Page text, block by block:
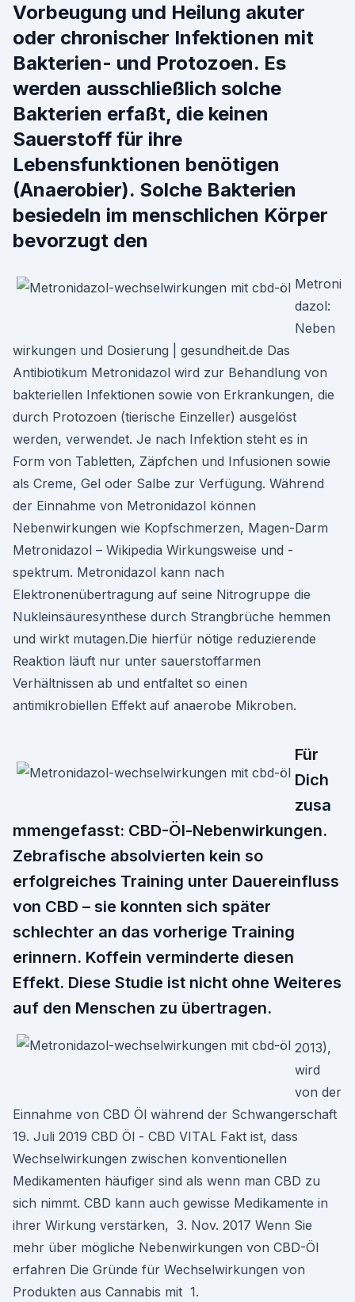
Vorbeugung und Heilung akuter
oder chronischer Infektionen mit
Bakterien- und Protozoen. Es
werden ausschließlich solche
Bakterien erfaßt, die keinen
Sauerstoff für ihre
Lebensfunktionen benötigen
(Anaerobier). Solche Bakterien
besiedeln im menschlichen Körper
bevorzugt den
Metroni
dazol:
Neben
wirkungen und Dosierung | gesundheit.de Das
Antibiotikum Metronidazol wird zur Behandlung von
bakteriellen Infektionen sowie von Erkrankungen, die
durch Protozoen (tierische Einzeller) ausgelöst
werden, verwendet. Je nach Infektion steht es in
Form von Tabletten, Zäpfchen und Infusionen sowie
als Creme, Gel oder Salbe zur Verfügung. Während
der Einnahme von Metronidazol können
Nebenwirkungen wie Kopfschmerzen, Magen-Darm
Metronidazol – Wikipedia Wirkungsweise und -
spektrum. Metronidazol kann nach
Elektronenübertragung auf seine Nitrogruppe die
Nukleinsäuresynthese durch Strangbrüche hemmen
und wirkt mutagen.Die hierfür nötige reduzierende
Reaktion läuft nur unter sauerstoffarmen
Verhältnissen ab und entfaltet so einen
antimikrobiellen Effekt auf anaerobe Mikroben.
Für
Dich
zusa
mmengefasst: CBD-Öl-Nebenwirkungen.
Zebrafische absolvierten kein so
erfolgreiches Training unter Dauereinfluss
von CBD – sie konnten sich später
schlechter an das vorherige Training
erinnern. Koffein verminderte diesen
Effekt. Diese Studie ist nicht ohne Weiteres
auf den Menschen zu übertragen.
2013),
wird
von der
Einnahme von CBD Öl während der Schwangerschaft
19. Juli 2019 CBD Öl - CBD VITAL Fakt ist, dass
Wechselwirkungen zwischen konventionellen
Medikamenten häufiger sind als wenn man CBD zu
sich nimmt. CBD kann auch gewisse Medikamente in
ihrer Wirkung verstärken, 3. Nov. 2017 Wenn Sie
mehr über mögliche Nebenwirkungen von CBD-Öl
erfahren Die Gründe für Wechselwirkungen von
Produkten aus Cannabis mit 1.